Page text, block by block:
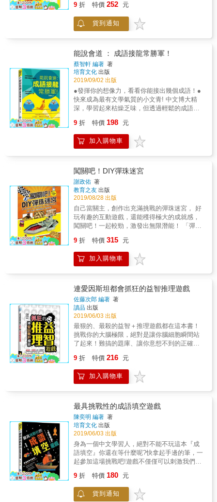
&mdash;&mdash;《紅寶石失竊奇案》更是受
福爾摩斯原著案件所啟發而設計的全新案件。
●本系列是與the Conan Doyle Estate（柯南道
裔創立，負責管理和運營包括福爾摩斯、華生
醫生、查林杰教授在內的所有關於柯南道爾的
作品和形象的文學創作授權、銷售規劃、廣告
授權等等。 ＊適讀年齡：8歲或以上
片、剪報等等各式各樣的證據中找出真相！ 你
是深受孩子喜歡的角色，偵探謎案也是孩子熱
愛的題材。 本系列每冊附有四宗案件，並提供
大量不同類型的線索，考考孩子的邏輯推理、
宗又一宗撲朔迷離的案件。 本書特色 每宗案件
都提供大量不同類型的線索，如書信、證人口
供、報章、廣告海報、筆記、照片等等，孩子
需仔細閱讀並思考，抽絲剝繭，推理出犯人及
作案動機。 ●圖書的表達形式有趣，內容十分
具啟發性及挑戰性，能訓練孩子的邏輯思維能
力。 ●本系列每冊書包含四宗離奇的案件，本
爾的偽犬》更是受福爾摩斯原著案件所啟發而
設計的全新案件。 ●本系列是與the Conan
Doyle Estate（柯南道爾遺産公司）合作的作
營包括福爾摩斯、華生醫生、查林杰教授在內
的所有關於柯南道爾的作品和形象的文學創作
授權、銷售規劃、廣告授權等等。 ＊適讀年
齡：8歲或以上
資訊、快速刷新的即時信息雖然便利，但是這
些碎片化的資訊，將使我們的「記憶衰退」、
「注意力分散」、「失去深度思考的能力」，
也將構成阻礙。 ★ 益智遊戲對於練習思考轉換
是很好的工具 本書由日本資深教育顧問及益智
遊戲博士共同撰寫，相當活躍於兒童教養及益
智遊戲領域，分別為知名的暢銷書作家，以及
日本NHK教育電視節目的益智遊戲出題者。兩
位專家精選日本學生間流轉的人氣益智遊戲，
並在書中教授獨創的「五種大腦思考術」── 爬
梯型思考➥憑著知識和經驗，直覺式的思考方
法。 金字塔型思考➥一步一步累積已理解的線
訂立規則，一絲不漏地確認、破解的思考方
法。 逆向型思考➥預測答案，以反推來解題的
思考方法。 單純變換型思考➥省略沒有必要的
法。 本書收錄的益智遊戲，每道問題皆會標示
解題使用的思考術，讓你一邊破解益智測驗，
一邊探索大腦的思考動向。人生就像一場大型
的電玩遊戲，在挑戰益智測驗的同時，就像練
功升等一般，有意識地運用這五種思考術，破
解題目時不再盲目，更享受人生／學習遊戲的
闖關過程！ ★ 這本書可以讓你實際感受到「大
缺的器官，專注於肌肉健身的同時，也不要忽
略了大腦的鍛鍊！ ✓ 題目類型涵蓋：邏輯推理
／短期記憶／直覺思考／文字理解／數理思考
熱情！ ★ 這本書適合什麼人閱讀？能夠帶來什
麼幫助？ 【對於算術和學習感到恐懼的孩子】
本書收錄的益智遊戲不需乘法、只需要基本的
加減法！小學一年級也可以玩，增加孩子的學
習自信！ ✓ 訓練孩子的抽象思考能力 ✓ 培養
孩子的數感、提升算術能力 ✓ 引發孩子的好奇
心、主動解決問題的能力 【腦袋僵化、記憶力
子的題目，但是對於大人來說，意外地比想像
對各種人生挑戰！ ✓ 活化腦袋、閒暇時還能維
持腦袋的思考運轉 ✓ 更靈活、更創新地面對各
種挑戰與要求 ✓ 讓腦袋變得更年輕、反應變得
更快，提升對問題的處理及反應速度 本書三大
特色 【特色1】玩中學，培養孩子的抽象思考
能力 每題皆標註使用的思考術、時間限制和小
學生的解答率，難度較高的題目更會提示「解
題建議」，國小中高年級可自己閱讀、和朋友
一起解題，也非常適合親子共讀。 【特色2】
培養思考習慣，提升主動解決問題的能力 難度
和門檻適切、老少咸宜，解題過程中的成就感
將能大大提升學習意願，也能啟發孩子對各種
事物的好奇心及想像力。 【特色3】除了親子
共讀，大人也可以自己玩！ 隨著年齡增長，腦
部也會跟著老化！預防「腦初老」，就要多挑
9 折 特價 252 元
貨到通知
能說會道 ： 成語接龍常勝軍！
蔡智軒 編著 著
培育文化 出版
2019/09/02 出版
●發揮你的想像力，看看你能接出幾個成語！●
快來成為最有文學氣質的小文青! 中文博大精
深，學習起來枯燥乏味，但透過輕鬆的成語接
精彩的典故來源，由淺入深的內容安排，讓你
學習起來更得心應手，不僅能讓你的語文能力
大大提升、增進你的文學涵養，更能讓你成為
默化地提高對成語的喜好，啟發學習的興趣與
動力，這是一本讓你驚呼連連、嘖嘖稱奇的成
語工具書，是你學習國文過程中不可或缺的好
夥伴。快來展開你的學習第一步吧！
9 折 特價 198 元
加入購物車
闖關吧！DIY彈珠迷宮
謝政佑 著
教育之友 出版
2019/08/28 出版
自己當關主，創作出充滿挑戰的彈珠迷宮， 好
玩有趣的互動遊戲，還能穫得極大的成就感，
闖關吧！一起較勁，激發出無限潛能！ 「彈珠
紙本平面的思考，立體的「迷宮」結構需觀看
的層面更為豐富多元，加上靈活彈性的製作方
式、多樣複合媒材的運用，讓每件作品都散發
大部分的造型，而稍為複雜的結構，也可以先
拆解成許多小物件、化繁為簡。 每件迷宮都有
附原寸圖模紙型，可以省略掉花時間的繪製動
作，連最大的亞特蘭提斯戰艦都有紙型，也有
將縮小圖模清楚標示出尺寸，想自行繪製也沒
問題。 完成迷宮製作後還可以與親朋好友一起
同樂，增進良好的互動關係，操作過程中也提
升了手眼間的協調性和敏捷反應，在遊戲中學
習是多麼愉快的事！ 本書特色 ＊製作時刺激腦
路線與機關陷阱時，就會開始思考如何規劃，
難易度的考量，將彈珠引導入陷阱等，是非常
需要動腦的製作過程，動手做的同時也培養了
邏輯力與創造力。 ＊玩樂時提升專注力與反應
力 在操作彈珠行走迷宮時，會小心謹慎步步
為營，遇到機關陷阱時也要提前反應，才會闖
關成功，在幾次的挑戰之後，專注力與反 應
力也在不知不覺中提升了。 ＊由基本組成開
始，循序漸進帶至進階，大人小孩都適合 從剛
入門的繪製迷宮開始，迷宮的基本架構，機關
陷阱的製作，到完整的立體迷宮，大人小孩都
能一起同樂，也能促進朋友或親子間的交流與
互動，邊學習邊增進感情。 ＊提倡環保觀念，
運用多樣複合媒材創作 製作的材料從生活中就
可以取得，紙箱、寶特瓶、鋁箔包、餐巾紙捲
9 折 特價 315 元
加入購物車
連愛因斯坦都會抓狂的益智推理遊戲
佐藤次郎 編著 著
讀品 出版
2019/06/03 出版
最狠的、最殺的益智＋推理遊戲都在這本書！
挑戰你的大腦極限，絕對是讓你腦細胞瞬間站
了起來！難搞的題庫、讓你意想不到的正確答
解題無捷徑，先把你的豬腦袋進化一下吧!使用
單純思考邏輯是行不通，因為答案絕對不是隨
便擠擠就出得來!解題不用天才般的頭腦，只要
9 折 特價 216 元
加入購物車
最具挑戰性的成語填空遊戲
陳奕明 編著 著
培育文化 出版
2019/06/03 出版
身為一個中文學習人，絕對不能不玩這本『成
語填空』你還在等什麼呢?快拿起手邊的筆，一
起參加這場挑戰吧!遊戲不僅僅可以刺激我們的
職場上或學習上，都能讓你運用的得心應手。
除了日常用詞之外，填字的內容往往還涉及成
語俗諺、詩詞歌賦、名言警句等等古今中外，
9 折 特價 180 元
貨到通知